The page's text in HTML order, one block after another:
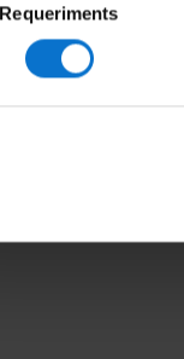
Requeriments
portal (Catalan)